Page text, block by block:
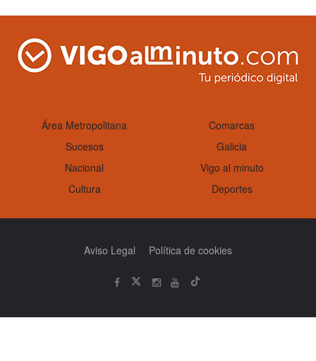
Área Metropolitana
Comarcas
Sucesos
Galicia
Nacional
Vigo al minuto
Cultura
Deportes
Aviso Legal Política de cookies